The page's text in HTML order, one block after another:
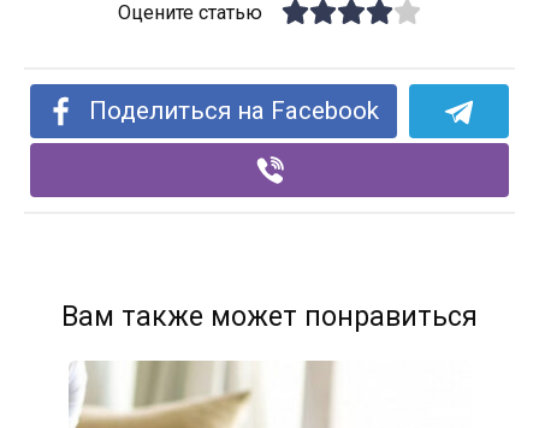
Оцените статью
Поделиться на Facebook
Вам также может понравиться